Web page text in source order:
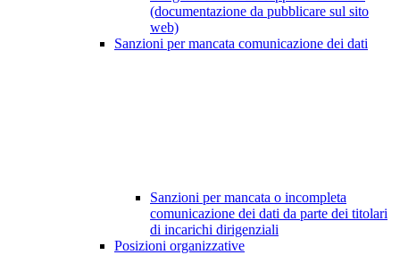
(documentazione da pubblicare sul sito
web)
Sanzioni per mancata comunicazione dei dati
Sanzioni per mancata o incompleta
comunicazione dei dati da parte dei titolari
di incarichi dirigenziali
Posizioni organizzative